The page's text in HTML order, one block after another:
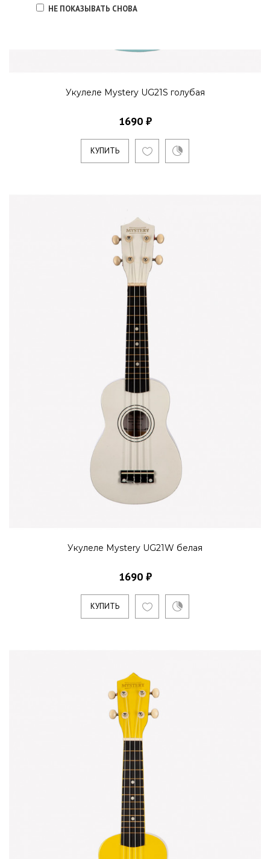
НЕ ПОКАЗЫВАТЬ СНОВА
Укулеле Mystery UG21S голубая
1690 ₽
КУПИТЬ
Укулеле Mystery UG21W белая
1690 ₽
КУПИТЬ